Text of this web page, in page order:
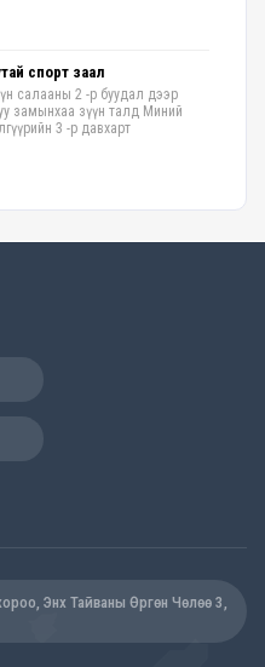
спорт заал
салааны 2 -р буудал дээр
замынхаа зүүн талд Миний
3 -р давхарт
хороо, Энх Тайваны Өргөн Чөлөө 3,